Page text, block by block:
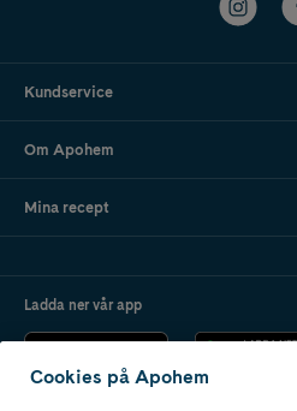
Kundservice
Om Apohem
Mina recept
Ladda ner vår app
Cookies på Apohem